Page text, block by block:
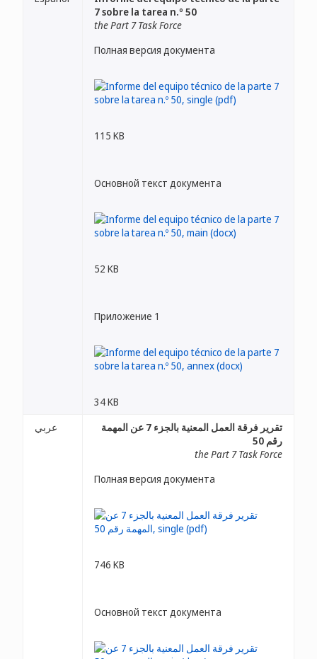
7 sobre la tarea n.º 50
the Part 7 Task Force
Полная версия документа
115 KB
Основной текст документа
52 KB
Приложение 1
34 KB
عربي
تقرير فرقة العمل المعنية بالجزء 7 عن المهمة
رقم 50
the Part 7 Task Force
Полная версия документа
746 KB
Основной текст документа